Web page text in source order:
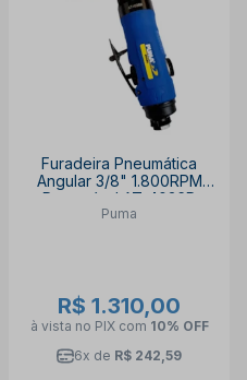
Furadeira Pneumática
Angular 3/8" 1.800RPM
Reversível AT-4036R
PUMA
Puma
R$ 1.310,00
à vista no PIX com 10% OFF
6x de R$ 242,59